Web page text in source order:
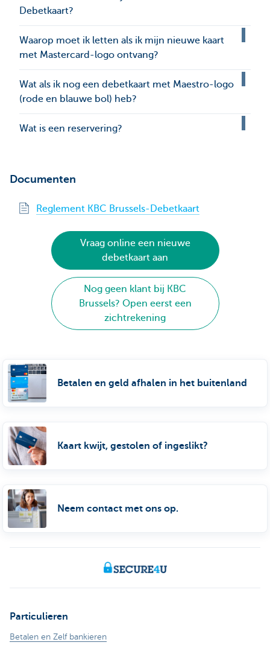
Debetkaart?
Waarop moet ik letten als ik mijn nieuwe kaart
met Mastercard-logo ontvang?
Wat als ik nog een debetkaart met Maestro-logo
(rode en blauwe bol) heb?
Wat is een reservering?
Documenten
Reglement KBC Brussels-Debetkaart
Vraag online een nieuwe
debetkaart aan
Nog geen klant bij KBC
Brussels? Open eerst een
zichtrekening
Betalen en geld afhalen in het buitenland
Kaart kwijt, gestolen of ingeslikt?
Neem contact met ons op.
Particulieren
Betalen en Zelf bankieren